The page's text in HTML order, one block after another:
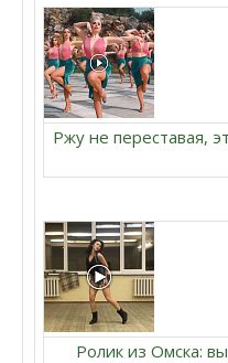
Ржу не переставая,
Ролик из Омска: